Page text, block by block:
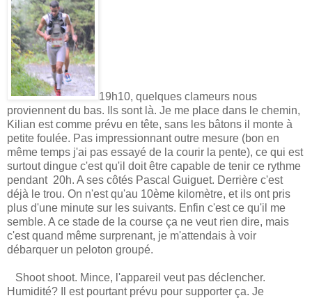
19h10, quelques clameurs nous
proviennent du bas. Ils sont là. Je me place dans le chemin,
Kilian est comme prévu en tête, sans les bâtons il monte à
petite foulée. Pas impressionnant outre mesure (bon en
même temps j'ai pas essayé de la courir la pente), ce qui est
surtout dingue c'est qu'il doit être capable de tenir ce rythme
pendant 20h. A ses côtés Pascal Guiguet. Derrière c'est
déjà le trou. On n'est qu'au 10ème kilomètre, et ils ont pris
plus d'une minute sur les suivants. Enfin c'est ce qu'il me
semble. A ce stade de la course ça ne veut rien dire, mais
c'est quand même surprenant, je m'attendais à voir
débarquer un peloton groupé.
Shoot shoot. Mince, l'appareil veut pas déclencher.
Humidité? Il est pourtant prévu pour supporter ça. Je